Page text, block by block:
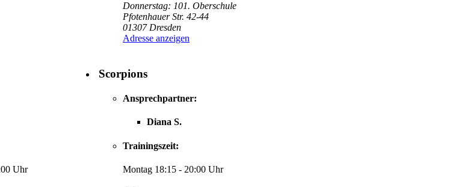
Donnerstag: 101. Oberschule
Pfotenhauer Str. 42-44
01307 Dresden
Adresse anzeigen
Uhr
Scorpions
Ansprechpartner:
Diana S.
Trainingszeit:
Montag 18:15 - 20:00 Uhr